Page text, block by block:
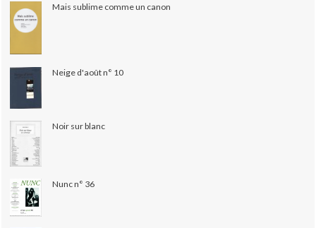
Mais sublime comme un canon
Neige d'août n° 10
Noir sur blanc
Nunc n° 36